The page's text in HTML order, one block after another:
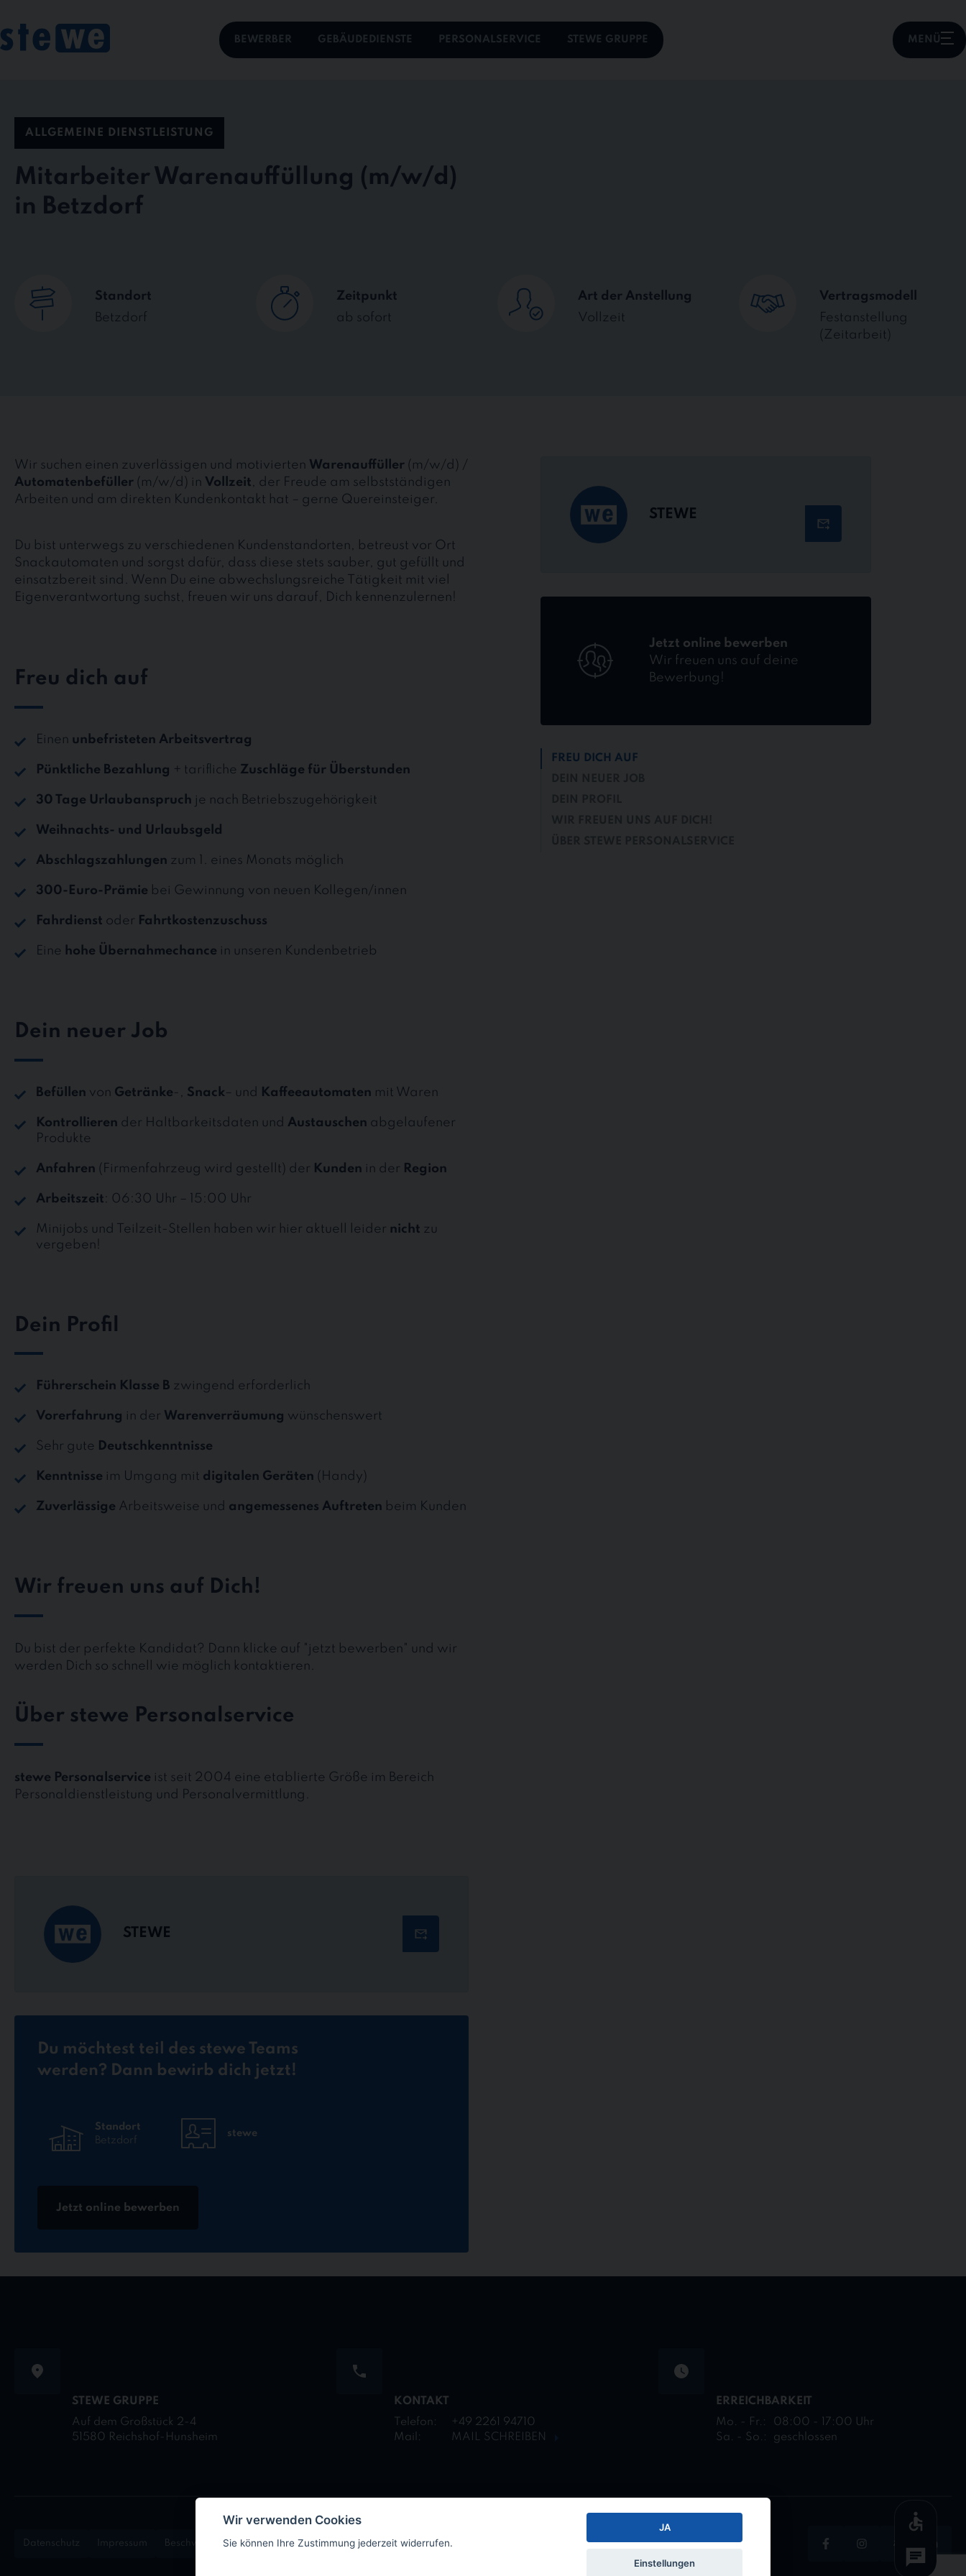
BEWERBER GEBÄUDEDIENSTE PERSONALSERVICE STEWE GRUPPE MENÜ
content
ALLGEMEINE DIENSTLEISTUNG
Mitarbeiter Warenauffüllung
in Betzdorf
Standort
Betzdorf
Zeitpunkt
ab sofort
Art der Anstellung
Vollzeit
Vertragsmodell
Festanstellung
(Zeitarbeit)
Wir suchen einen zuverlässigen und motivierten Warenauffüller
(m/w/d) /
Automatenbefüller
(m/w/d) in Vollzeit, der Freude am selbstständigen
Arbeiten und am direkten Kundenkontakt hat – gerne Quereinsteiger.
Du bist unterwegs zu verschiedenen Kundenstandorten, betreust vor Ort
Snackautomaten und sorgst dafür, dass diese stets sauber, gut gefüllt und
einsatzbereit sind. Wenn Du eine abwechslungsreiche Tätigkeit mit viel
Eigenverantwortung suchst, freuen wir uns darauf, Dich kennenzulernen!
Freu dich auf
Einen unbefristeten Arbeitsvertrag
Pünktliche Bezahlung + tarifliche Zuschläge für Überstunden
30 Tage Urlaubanspruch je nach Betriebszugehörigkeit
Weihnachts- und Urlaubsgeld
Abschlagszahlungen zum 1. eines Monats möglich
300-Euro-Prämie bei Gewinnung von neuen Kollegen/innen
Fahrdienst oder Fahrtkostenzuschuss
Eine hohe Übernahmechance in unseren Kundenbetrieb
Dein neuer Job
Befüllen von Getränke-, Snack– und Kaffeeautomaten mit Waren
Kontrollieren der Haltbarkeitsdaten und Austauschen abgelaufener
Produkte
Anfahren (Firmenfahrzeug wird gestellt) der Kunden in der Region
Arbeitszeit: 06:30 Uhr – 15:00 Uhr
Minijobs und Teilzeit-Stellen haben wir hier aktuell leider nicht zu
vergeben!
Dein Profil
Führerschein Klasse B zwingend erforderlich
Vorerfahrung in der Warenverräumung wünschenswert
Sehr gute Deutschkenntnisse
Kenntnisse im Umgang mit digitalen Geräten (Handy)
Zuverlässige Arbeitsweise und angemessenes Auftreten beim Kunden
Wir freuen uns auf Dich!
Du bist der perfekte Kandidat? Dann klicke auf "jetzt bewerben" und wir
werden Dich so schnell wie möglich kontaktieren.
Über stewe Personalservice
stewe Personalservice ist seit 2004 eine etablierte Größe im Bereich
Personaldienstleistung und Personalvermittlung.
STEWE
Du möchtest teil des stewe Teams
werden? Dann bewirb dich jetzt!
Standort
Betzdorf
stewe
Jetzt online bewerben
STEWE
Jetzt online bewerben
Wir freuen uns auf deine
Bewerbung!
FREU DICH AUF
STEWE GRUPPE
Auf dem Großstück 2-4
51580 Reichshof-Hunsheim
KONTAKT
Telefon:
+49 2261 94710
Mail:
MAIL SCHREIBEN
ERREICHBARKEIT
Mo. - Fr.:
08:00 - 17:00 Uhr
Sa. - So.:
geschlossen
Datenschutz Impressum Beschwerdemanagement Login Meldestelle Cookie Einstellungen FacebookInstagramXing
Wir verwenden Cookies
Sie können Ihre Zustimmung jederzeit widerrufen.
JA
Einstellungen